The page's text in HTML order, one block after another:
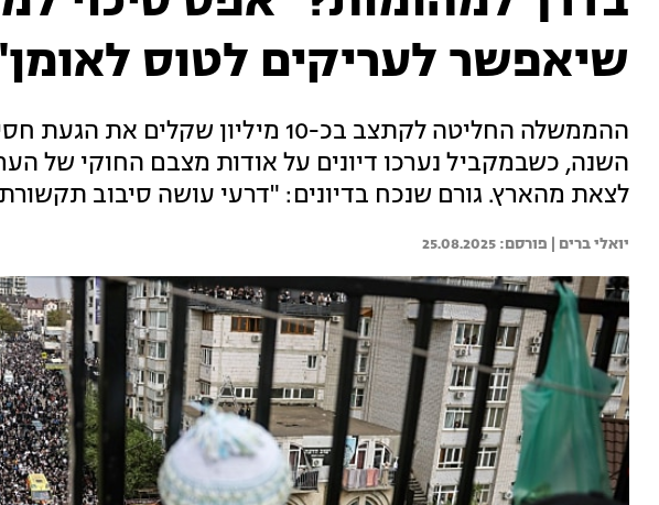
שיאפשר לעריקים לטוס
ההממשלה החליטה לקתצב בכ-10 מיליון
השנה, כשבמקביל נערכו דיונים על אודות מצבם החוקי של
לצאת מהארץ. גורם שנכח בדיונים: "דרעי עושה סיבוב
יואלי ברים | 25.08.2025